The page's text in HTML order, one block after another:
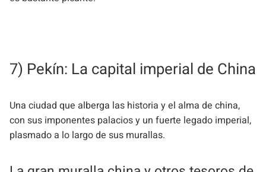
7) Pekín: La capital imperial de China
Una ciudad que alberga las historia y el alma de china,
con sus imponentes palacios y un fuerte legado imperial,
plasmado a lo largo de sus murallas.